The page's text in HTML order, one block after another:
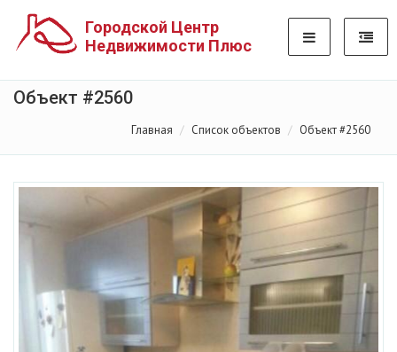
Городской Центр
Недвижимости Плюс
Объект #2560
Главная Список объектов Объект #2560